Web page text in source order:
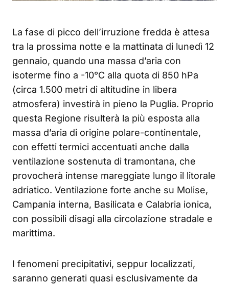
La fase di picco dell’irruzione fredda è attesa
tra la prossima notte e la mattinata di lunedì 12
gennaio, quando una massa d’aria con
isoterme fino a -10°C alla quota di 850 hPa
(circa 1.500 metri di altitudine in libera
atmosfera) investirà in pieno la Puglia. Proprio
questa Regione risulterà la più esposta alla
massa d’aria di origine polare-continentale,
con effetti termici accentuati anche dalla
ventilazione sostenuta di tramontana, che
provocherà intense mareggiate lungo il litorale
adriatico. Ventilazione forte anche su Molise,
Campania interna, Basilicata e Calabria ionica,
con possibili disagi alla circolazione stradale e
marittima.
I fenomeni precipitativi, seppur localizzati,
saranno generati quasi esclusivamente da